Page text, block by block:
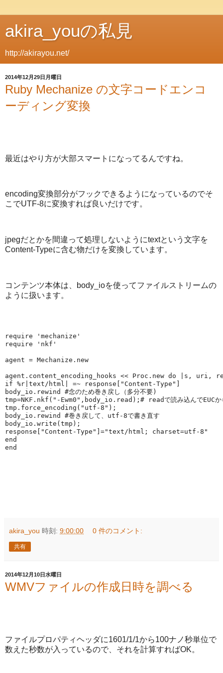
akira_youの私見
http://akirayou.net/
2014年12月29日月曜日
Ruby Mechanize の文字コードエンコ
ーディング変換
最近はやり方が大部スマートになってるんですね。
encoding変換部分がフックできるようになっているのでそ
こでUTF-8に変換すれば良いだけです。
jpegだとかを間違って処理しないようにtextという文字を
Content-Typeに含む物だけを変換しています。
コンテンツ本体は、body_ioを使ってファイルストリームの
ように扱います。
require ' mechanize '
require
' nkf '
agent = Mechanize .new
agent.content_encoding_hooks << Proc .new do
s, uri,
if %r| text/html =~ response[ " Content-Type "
body_io.rewind #念のため巻き戻し（多分不要)
tmp=NKF .nkf( " -Ewm0 " ,body_io.read); # readで読み込んでEUC
tmp.force_encoding( " utf-8 " );
body_io.rewind #巻き戻して、utf-8で書き直す
body_io.write(tmp);
response[
" Content-Type " ]="text/html; charset=utf-8 "
end
end
akira_you 時刻: 9:00:00 0 件のコメント:
共有
2014年12月10日水曜日
WMVファイルの作成日時を調べる
ファイルプロパティヘッダに1601/1/1から100ナノ秒単位で
数えた秒数が入っているので、それを計算すればOK。